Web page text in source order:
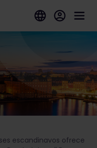
escandinavos ofrece